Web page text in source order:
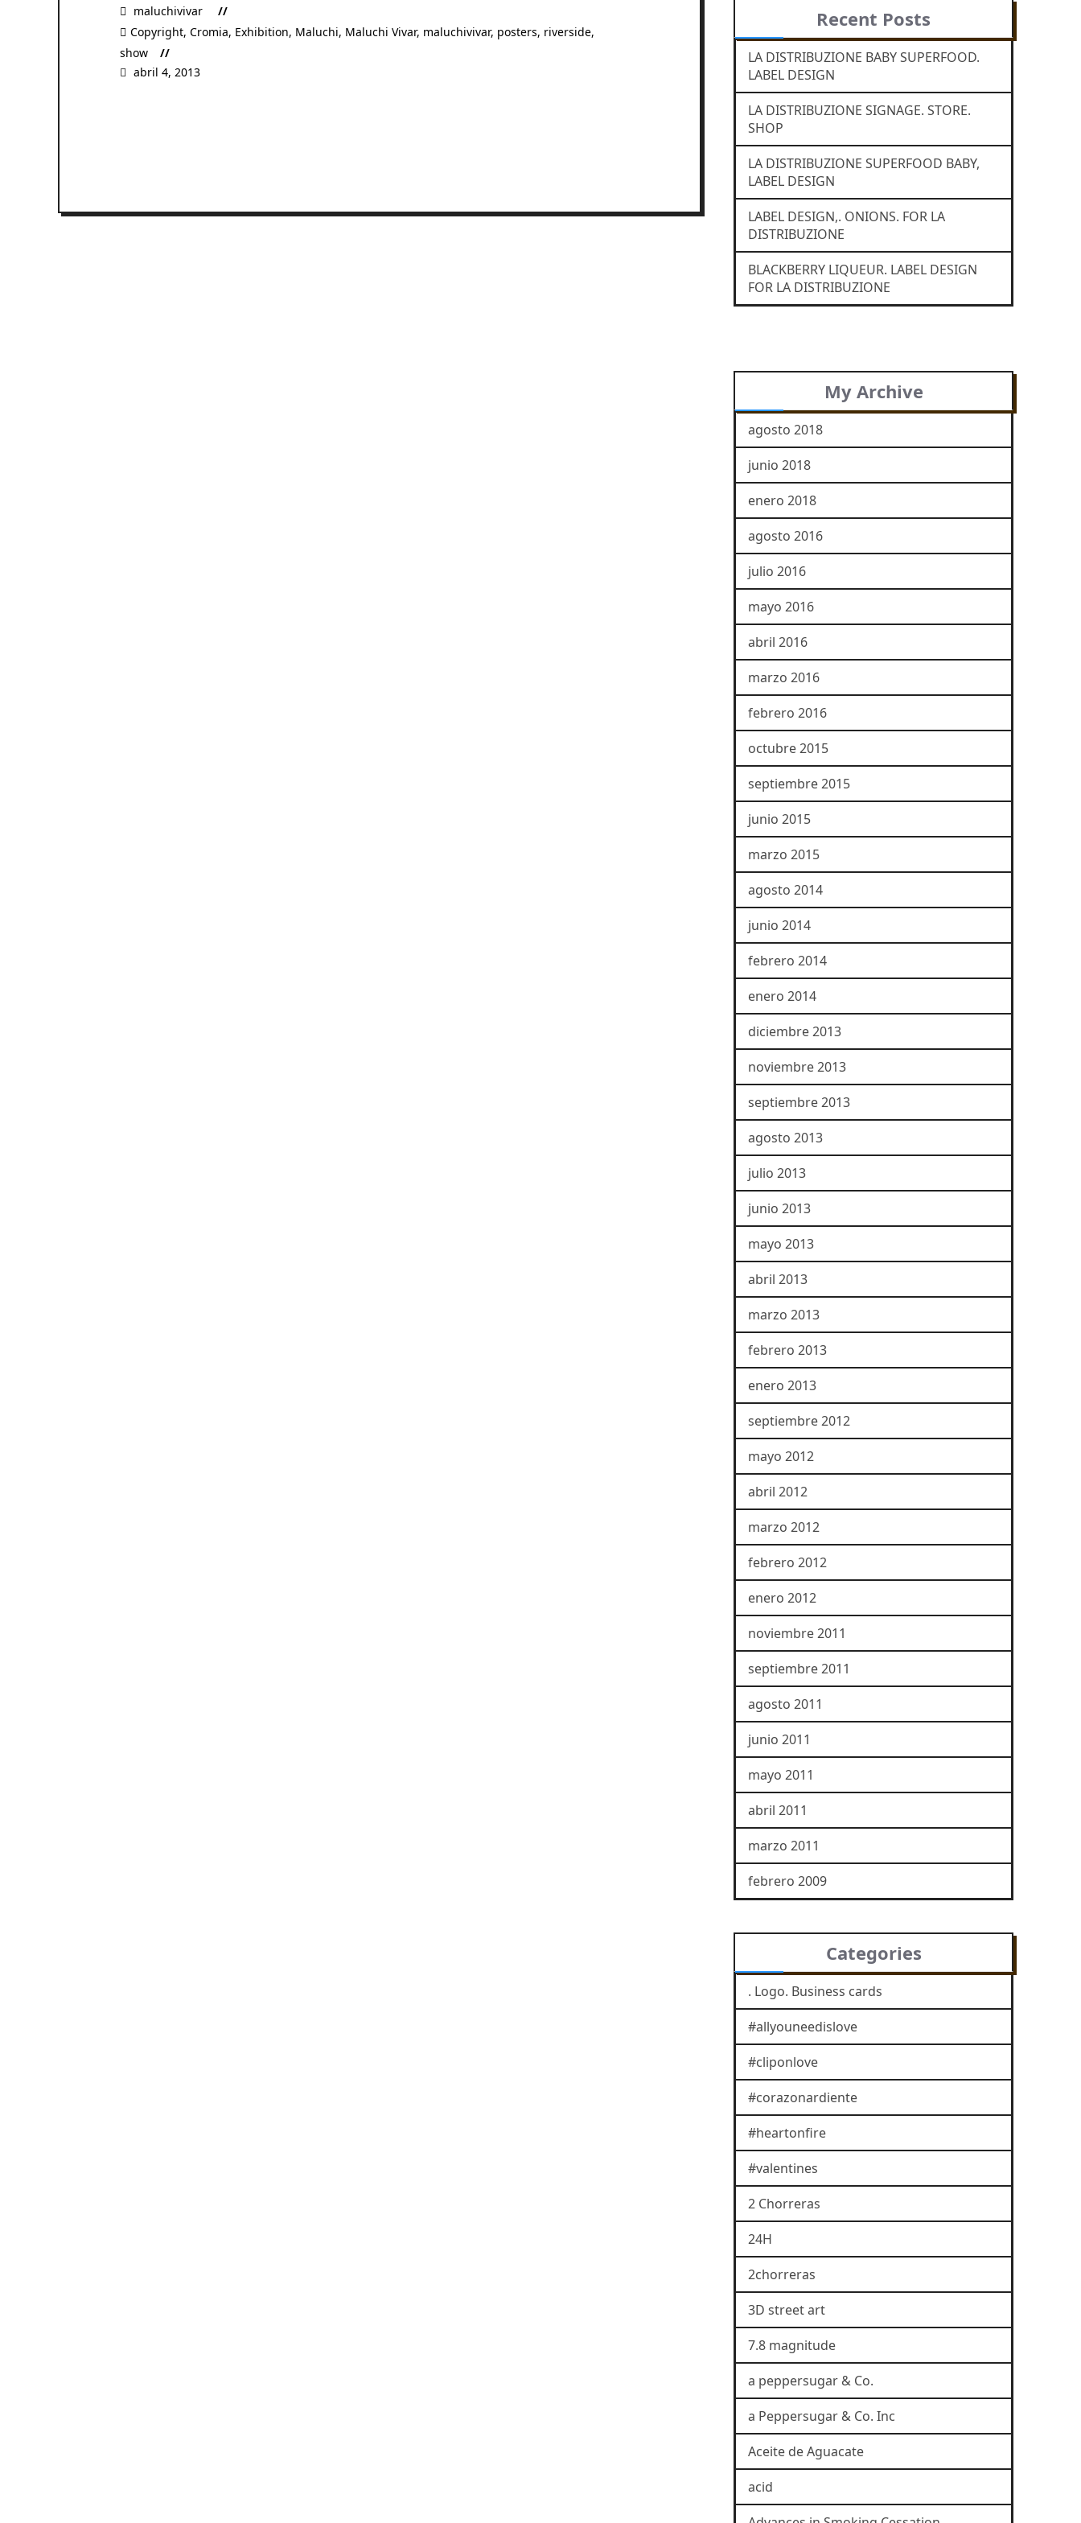
maluchivivar
Copyright, Cromia, Exhibition, Maluchi, Maluchi Vivar, maluchivivar, posters, riverside,
show
abril 4, 2013
Recent Posts
LA DISTRIBUZIONE BABY SUPERFOOD.
LABEL DESIGN
LA DISTRIBUZIONE SIGNAGE. STORE.
SHOP
LA DISTRIBUZIONE SUPERFOOD BABY,
LABEL DESIGN
LABEL DESIGN,. ONIONS. FOR LA
DISTRIBUZIONE
BLACKBERRY LIQUEUR. LABEL DESIGN
FOR LA DISTRIBUZIONE
My Archive
agosto 2018
junio 2018
enero 2018
agosto 2016
julio 2016
mayo 2016
abril 2016
marzo 2016
febrero 2016
octubre 2015
septiembre 2015
junio 2015
marzo 2015
agosto 2014
junio 2014
febrero 2014
enero 2014
diciembre 2013
noviembre 2013
septiembre 2013
agosto 2013
julio 2013
junio 2013
mayo 2013
abril 2013
marzo 2013
febrero 2013
enero 2013
septiembre 2012
mayo 2012
abril 2012
marzo 2012
febrero 2012
enero 2012
noviembre 2011
septiembre 2011
agosto 2011
junio 2011
mayo 2011
abril 2011
marzo 2011
febrero 2009
Categories
. Logo. Business cards
#allyouneedislove
#cliponlove
#corazonardiente
#heartonfire
#valentines
2 Chorreras
24H
2chorreras
3D street art
7.8 magnitude
a peppersugar & Co.
a Peppersugar & Co. Inc
Aceite de Aguacate
acid